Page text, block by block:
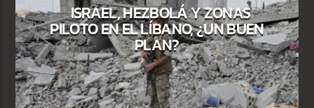
ISRAEL, HEZBOLÁ Y ZONAS
PILOTO EN EL LÍBANO, ¿UN BUEN
PLAN?